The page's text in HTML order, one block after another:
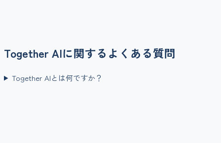
Together AIに関するよくある質問
Together AIとは何ですか？